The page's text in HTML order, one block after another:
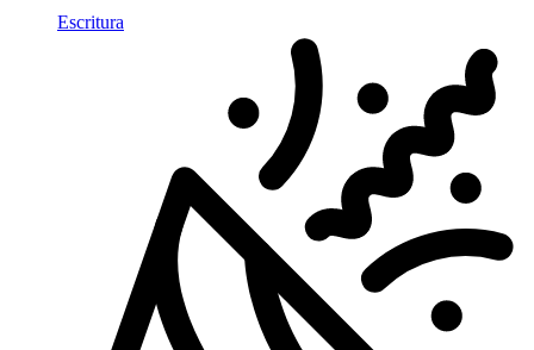
Escritura